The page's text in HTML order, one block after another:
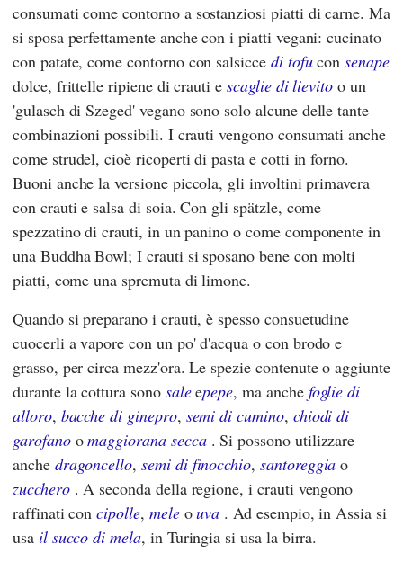
consumati come contorno a sostanziosi piatti di carne. Ma
si sposa perfettamente anche con i piatti vegani: cucinato
con patate, come contorno con salsicce di tofuconsenape
dolce, frittelle ripiene di crauti escaglie di lievito o un
'gulasch di Szeged' vegano sono solo alcune delle tante
combinazioni possibili. I crauti vengono consumati anche
come strudel, cioè ricoperti di pasta e cotti in forno.
Buoni anche la versione piccola, gli involtini primavera
con crauti e salsa di soia. Con gli spätzle, come
spezzatino di crauti, in un panino o come componente in
una Buddha Bowl; I crauti si sposano bene con molti
piatti, come una spremuta di limone.
Quando si preparano i crauti, è spesso consuetudine
cuocerli a vapore con un po' d'acqua o con brodo e
grasso, per circa mezz'ora. Le spezie contenute o aggiunte
durante la cottura sono saleepepe, ma anche foglie di
alloro, bacche di ginepro, semi di cumino, chiodi di
garofanoomaggiorana secca. Si possono utilizzare
anche dragoncello, semi di finocchio, santoreggia o
zucchero. A seconda della regione, i crauti vengono
raffinati concipolle, meleouva . Ad esempio, in Assia si
usa il succo di mela, in Turingia si usa la birra.